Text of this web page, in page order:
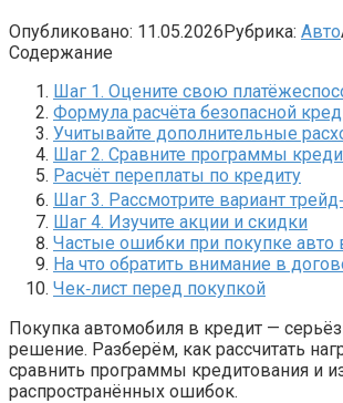
Опубликовано: 11.05.2026Рубрика: Авто
Содержание
Шаг 1. Оцените свою
Формула расчёта безопасной
Учитывайте дополнительные
Шаг 2. Сравните программы
Расчёт переплаты по кредиту
Шаг 3. Рассмотрите вариант
Шаг 4. Изучите акции и скидки
Частые ошибки при покупке авто
На что обратить внимание в
Чек‑лист перед покупкой
Покупка автомобиля в кредит —
решение. Разберём, как рассчитать
сравнить программы кредитования и
распространённых ошибок.